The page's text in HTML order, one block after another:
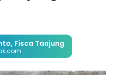
, Fisca Tanjung